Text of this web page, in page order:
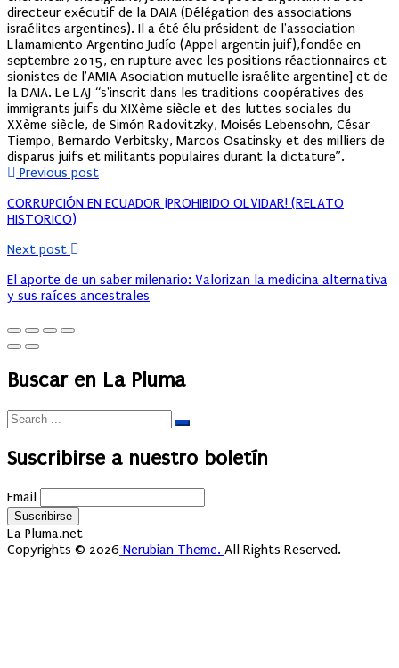
directeur exécutif de la DAIA (Délégation des associations
israélites argentines). Il a été élu président de l'association
Llamamiento Argentino Judío (Appel argentin juif),fondée en
septembre 2015, en rupture avec les positions réactionnaires et
sionistes de l'AMIA Asociation mutuelle israélite argentine] et de
la DAIA. Le LAJ “s'inscrit dans les traditions coopératives des
immigrants juifs du XIXème siècle et des luttes sociales du
XXème siècle, de Simón Radovitzky, Moisés Lebensohn, César
Tiempo, Bernardo Verbitsky, Marcos Osatinsky et des milliers de
disparus juifs et militants populaires durant la dictature”.
Previous post
CORRUPCIÓN EN ECUADOR ¡PROHIBIDO OLVIDAR! (RELATO
HISTORICO)
Next post
El aporte de un saber milenario: Valorizan la medicina alternativa
y sus raíces ancestrales
Buscar en La Pluma
Suscribirse a nuestro boletín
Email
La Pluma.net
Copyrights © 2026 Nerubian Theme. All Rights Reserved.